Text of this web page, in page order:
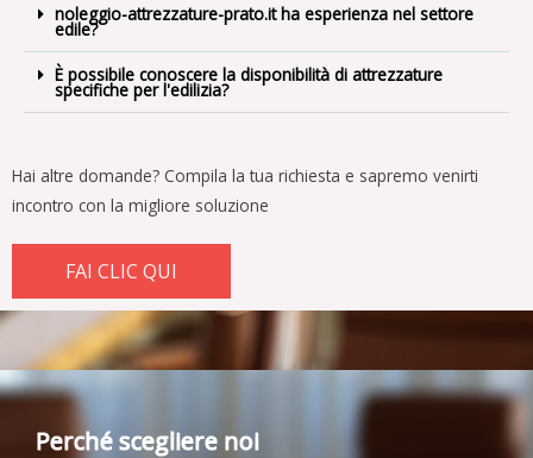
noleggio-attrezzature-prato.it ha esperienza nel settore
edile?
È possibile conoscere la disponibilità di attrezzature
specifiche per l'edilizia?
Hai altre domande? Compila la tua richiesta e sapremo venirti
incontro con la migliore soluzione
FAI CLIC QUI
Perché scegliere noi